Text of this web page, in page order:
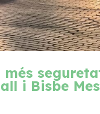
més
i Bisbe